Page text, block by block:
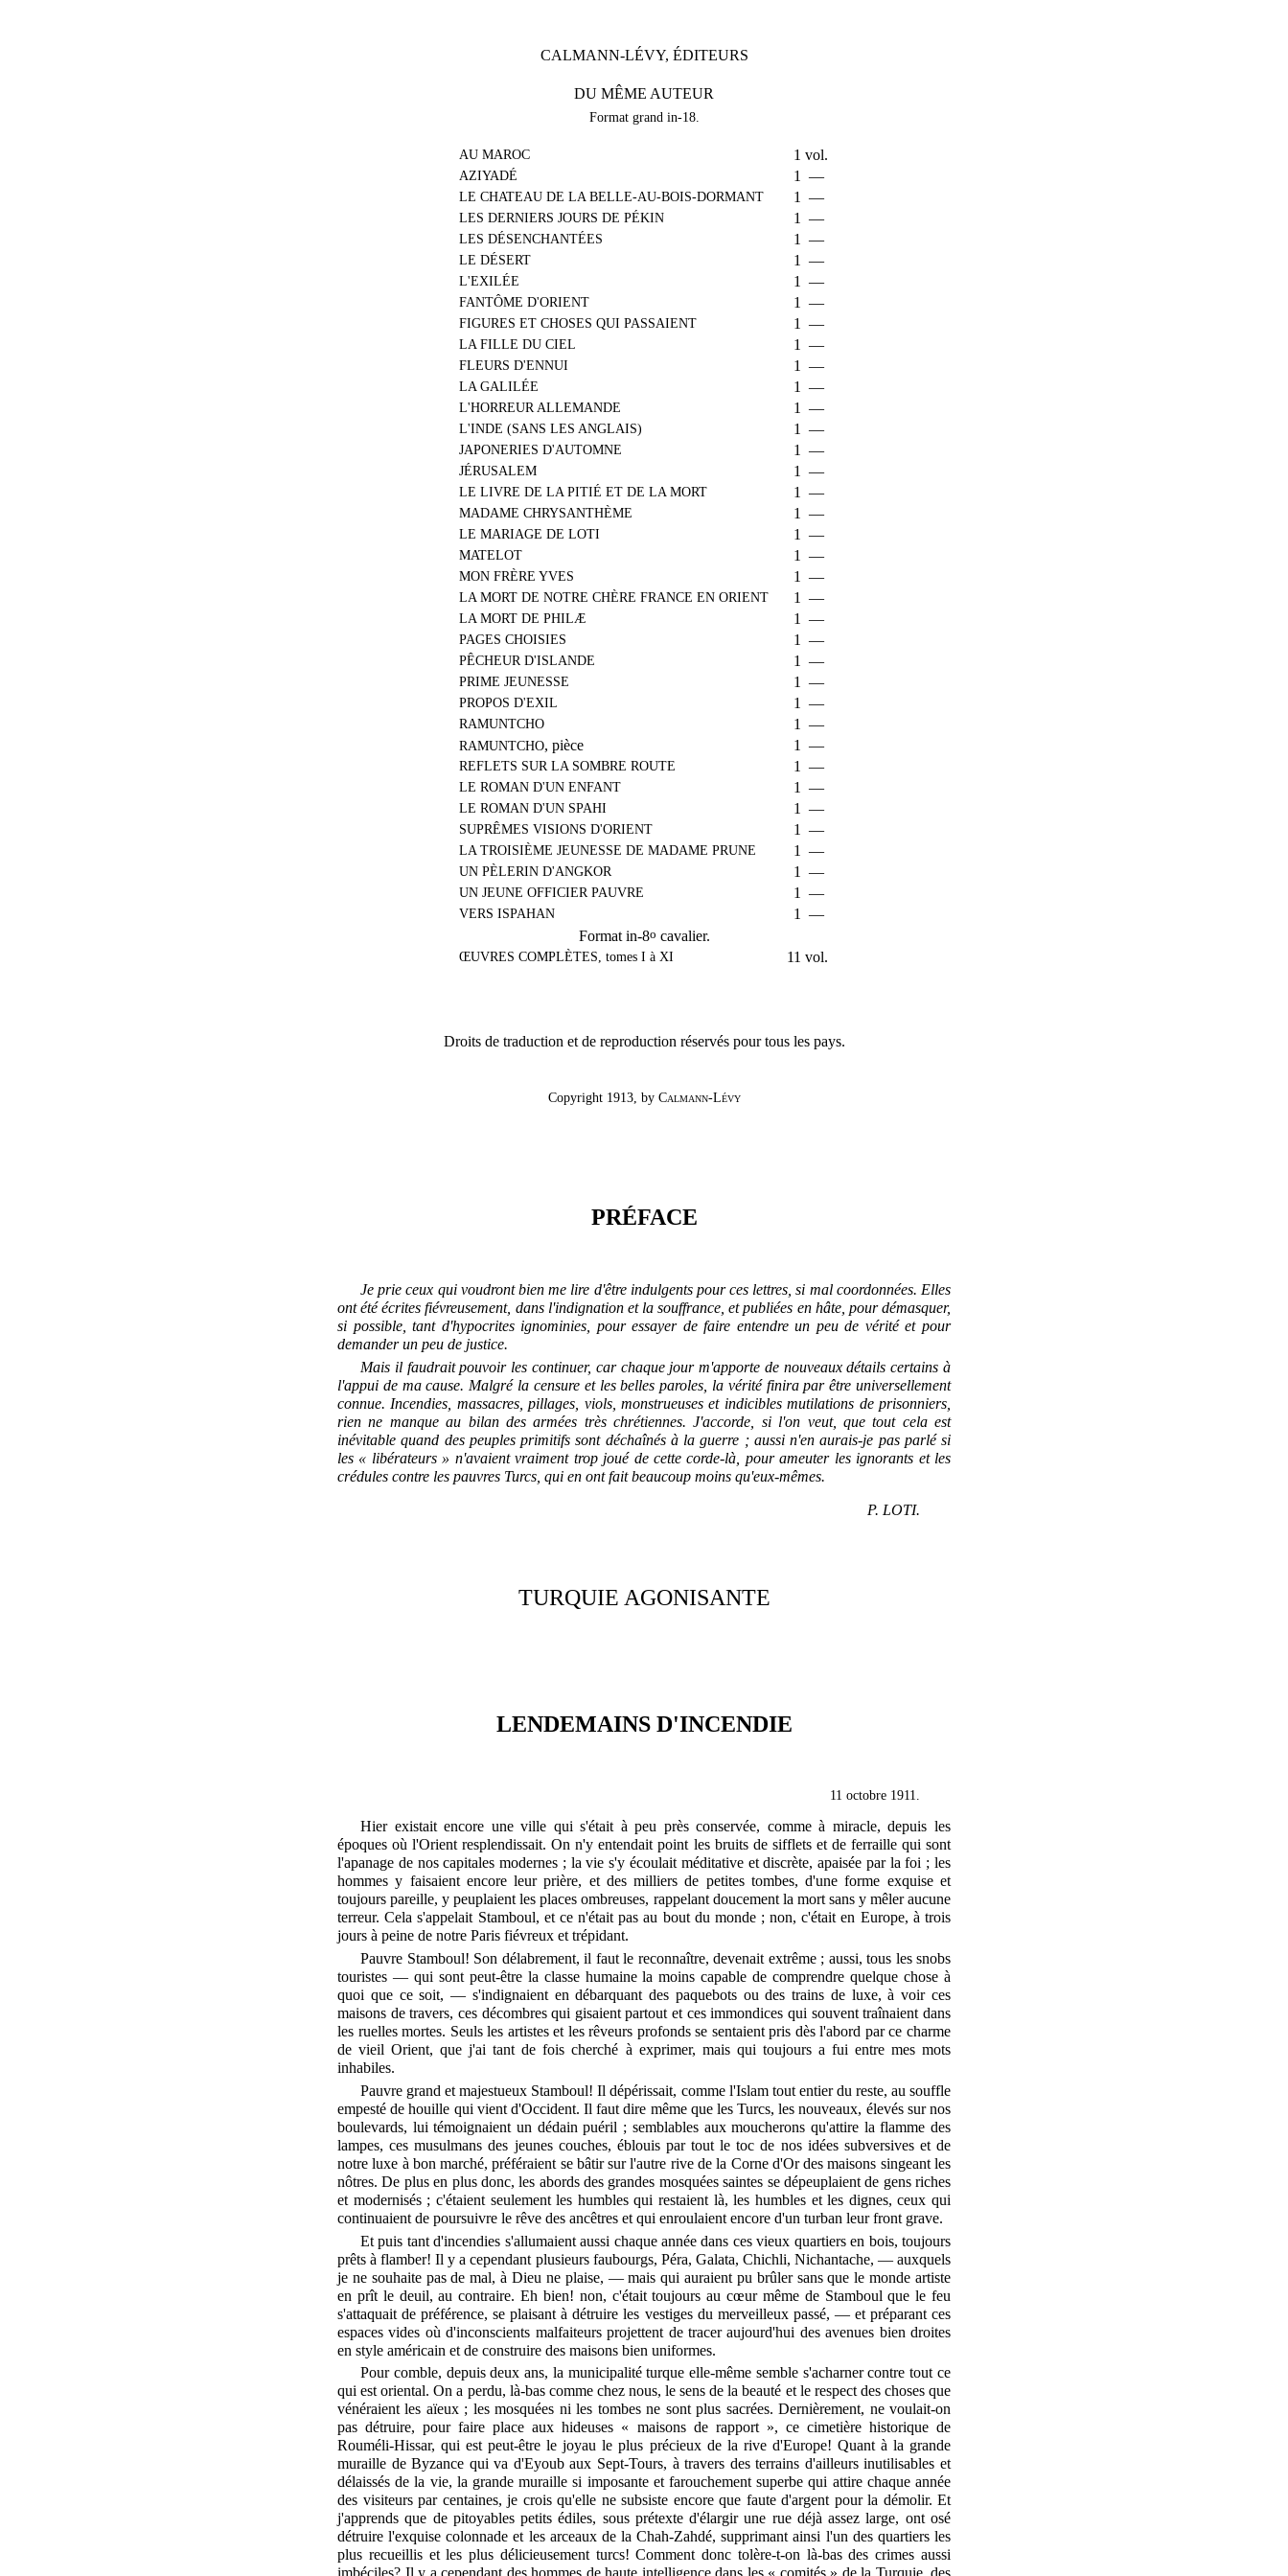
CALMANN-LÉVY, ÉDITEURS
DU MÊME AUTEUR
Format grand in-18.
AU MAROC 1 vol.
AZIYADÉ 1 —
LE CHATEAU DE LA BELLE-AU-BOIS-DORMANT 1 —
LES DERNIERS JOURS DE PÉKIN 1 —
LES DÉSENCHANTÉES 1 —
LE DÉSERT 1 —
L'EXILÉE 1 —
FANTÔME D'ORIENT 1 —
FIGURES ET CHOSES QUI PASSAIENT 1 —
LA FILLE DU CIEL 1 —
FLEURS D'ENNUI 1 —
LA GALILÉE 1 —
L'HORREUR ALLEMANDE 1 —
L'INDE (SANS LES ANGLAIS) 1 —
JAPONERIES D'AUTOMNE 1 —
JÉRUSALEM 1 —
LE LIVRE DE LA PITIÉ ET DE LA MORT 1 —
MADAME CHRYSANTHÈME 1 —
LE MARIAGE DE LOTI 1 —
MATELOT 1 —
MON FRÈRE YVES 1 —
LA MORT DE NOTRE CHÈRE FRANCE EN ORIENT 1 —
LA MORT DE PHILÆ 1 —
PAGES CHOISIES 1 —
PÊCHEUR D'ISLANDE 1 —
PRIME JEUNESSE 1 —
PROPOS D'EXIL 1 —
RAMUNTCHO 1 —
RAMUNTCHO, pièce 1 —
REFLETS SUR LA SOMBRE ROUTE 1 —
LE ROMAN D'UN ENFANT 1 —
LE ROMAN D'UN SPAHI 1 —
SUPRÊMES VISIONS D'ORIENT 1 —
LA TROISIÈME JEUNESSE DE MADAME PRUNE 1 —
UN PÈLERIN D'ANGKOR 1 —
UN JEUNE OFFICIER PAUVRE 1 —
VERS ISPAHAN 1
—
Format in-8o cavalier.
ŒUVRES COMPLÈTES, tomes I à XI 11 vol.
Droits de traduction et de reproduction réservés pour tous les pays.
Copyright 1913, by Calmann-Lévy
PRÉFACE
Je prie ceux qui voudront bien me lire d'être indulgents pour ces lettres, si mal coordonnées. Elles
ont été écrites fiévreusement, dans l'indignation et la souffrance, et publiées en hâte, pour démasquer,
si possible, tant d'hypocrites ignominies, pour essayer de faire entendre un peu de vérité et pour
demander un peu de justice.
Mais il faudrait pouvoir les continuer, car chaque jour m'apporte de nouveaux détails certains à
l'appui de ma cause. Malgré la censure et les belles paroles, la vérité finira par être universellement
connue. Incendies, massacres, pillages, viols, monstrueuses et indicibles mutilations de prisonniers,
rien ne manque au bilan des armées très chrétiennes. J'accorde, si l'on veut, que tout cela est
inévitable quand des peuples primitifs sont déchaînés à la guerre ; aussi n'en aurais-je pas parlé si
les « libérateurs » n'avaient vraiment trop joué de cette corde-là, pour ameuter les ignorants et les
crédules contre les pauvres Turcs, qui en ont fait beaucoup moins qu'eux-mêmes.
P. LOTI.
TURQUIE AGONISANTE
LENDEMAINS D'INCENDIE
11 octobre 1911.
Hier existait encore une ville qui s'était à peu près conservée, comme à miracle, depuis les
époques où l'Orient resplendissait. On n'y entendait point les bruits de sifflets et de ferraille qui sont
l'apanage de nos capitales modernes ; la vie s'y écoulait méditative et discrète, apaisée par la foi ; les
hommes y faisaient encore leur prière, et des milliers de petites tombes, d'une forme exquise et
toujours pareille, y peuplaient les places ombreuses, rappelant doucement la mort sans y mêler aucune
terreur. Cela s'appelait Stamboul, et ce n'était pas au bout du monde ; non, c'était en Europe, à trois
jours à peine de notre Paris fiévreux et trépidant.
Pauvre Stamboul! Son délabrement, il faut le reconnaître, devenait extrême ; aussi, tous les snobs
touristes — qui sont peut-être la classe humaine la moins capable de comprendre quelque chose à
quoi que ce soit, — s'indignaient en débarquant des paquebots ou des trains de luxe, à voir ces
maisons de travers, ces décombres qui gisaient partout et ces immondices qui souvent traînaient dans
les ruelles mortes. Seuls les artistes et les rêveurs profonds se sentaient pris dès l'abord par ce charme
de vieil Orient, que j'ai tant de fois cherché à exprimer, mais qui toujours a fui entre mes mots
inhabiles.
Pauvre grand et majestueux Stamboul! Il dépérissait, comme l'Islam tout entier du reste, au souffle
empesté de houille qui vient d'Occident. Il faut dire même que les Turcs, les nouveaux, élevés sur nos
boulevards, lui témoignaient un dédain puéril ; semblables aux moucherons qu'attire la flamme des
lampes, ces musulmans des jeunes couches, éblouis par tout le toc de nos idées subversives et de
notre luxe à bon marché, préféraient se bâtir sur l'autre rive de la Corne d'Or des maisons singeant les
nôtres. De plus en plus donc, les abords des grandes mosquées saintes se dépeuplaient de gens riches
et modernisés ; c'étaient seulement les humbles qui restaient là, les humbles et les dignes, ceux qui
continuaient de poursuivre le rêve des ancêtres et qui enroulaient encore d'un turban leur front grave.
Et puis tant d'incendies s'allumaient aussi chaque année dans ces vieux quartiers en bois, toujours
prêts à flamber! Il y a cependant plusieurs faubourgs, Péra, Galata, Chichli, Nichantache, — auxquels
je ne souhaite pas de mal, à Dieu ne plaise, — mais qui auraient pu brûler sans que le monde artiste
en prît le deuil, au contraire. Eh bien! non, c'était toujours au cœur même de Stamboul que le feu
s'attaquait de préférence, se plaisant à détruire les vestiges du merveilleux passé, — et préparant ces
espaces vides où d'inconscients malfaiteurs projettent de tracer aujourd'hui des avenues bien droites
en style américain et de construire des maisons bien uniformes.
Pour comble, depuis deux ans, la municipalité turque elle-même semble s'acharner contre tout ce
qui est oriental. On a perdu, là-bas comme chez nous, le sens de la beauté et le respect des choses que
vénéraient les aïeux ; les mosquées ni les tombes ne sont plus sacrées. Dernièrement, ne voulait-on
pas détruire, pour faire place aux hideuses « maisons de rapport », ce cimetière historique de
Rouméli-Hissar, qui est peut-être le joyau le plus précieux de la rive d'Europe! Quant à la grande
muraille de Byzance qui va d'Eyoub aux Sept-Tours, à travers des terrains d'ailleurs inutilisables et
délaissés de la vie, la grande muraille si imposante et farouchement superbe qui attire chaque année
des visiteurs par centaines, je crois qu'elle ne subsiste encore que faute d'argent pour la démolir. Et
j'apprends que de pitoyables petits édiles, sous prétexte d'élargir une rue déjà assez large, ont osé
détruire l'exquise colonnade et les arceaux de la Chah-Zahdé, supprimant ainsi l'un des quartiers les
plus recueillis et les plus délicieusement turcs! Comment donc tolère-t-on là-bas des crimes aussi